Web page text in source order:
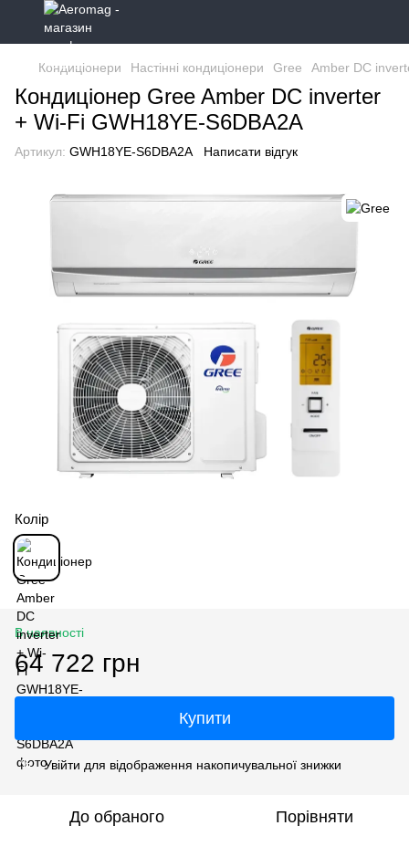
Кондиціонери Настінні кондиціонери Gree Amber DC
Кондиціонер Gree Amber DC inverter
+ Wi-Fi GWH18YE-S6DBA2A
Артикул: GWH18YE-S6DBA2A Написати відгук
Колір
В наявності
64 722 грн
Купити
% Увійти для відображення накопичувальної знижки
До обраного Порівняти